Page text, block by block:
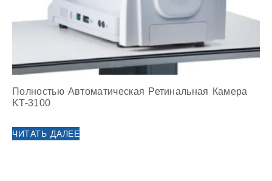
Полностью Автоматическая Ретинальная Камера
KT-3100
ЧИТАТЬ ДАЛЕЕ